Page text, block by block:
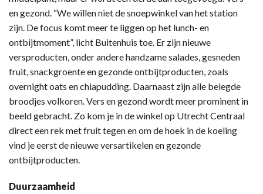
en gezond. “We willen niet de snoepwinkel van het station
zijn. De focus komt meer te liggen op het lunch- en
ontbijtmoment”, licht Buitenhuis toe. Er zijn nieuwe
versproducten, onder andere handzame salades, gesneden
fruit, snackgroente en gezonde ontbijtproducten, zoals
overnight oats en chiapudding. Daarnaast zijn alle belegde
broodjes volkoren. Vers en gezond wordt meer prominent in
beeld gebracht. Zo kom je in de winkel op Utrecht Centraal
direct een rek met fruit tegen en om de hoek in de koeling
vind je eerst de nieuwe versartikelen en gezonde
ontbijtproducten.
Duurzaamheid